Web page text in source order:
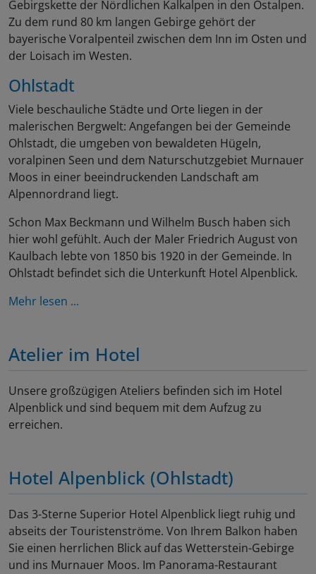
Gebirgskette der Nördlichen Kalkalpen in den Ostalpen.
Zu dem rund 80 km langen Gebirge gehört der
bayerische Voralpenteil zwischen dem Inn im Osten und
der Loisach im Westen.
Ohlstadt
Viele beschauliche Städte und Orte liegen in der
malerischen Bergwelt: Angefangen bei der Gemeinde
Ohlstadt, die umgeben von bewaldeten Hügeln,
voralpinen Seen und dem Naturschutzgebiet Murnauer
Moos in einer beeindruckenden Landschaft am
Alpennordrand liegt.
Schon Max Beckmann und Wilhelm Busch haben sich
hier wohl gefühlt. Auch der Maler Friedrich August von
Kaulbach lebte von 1850 bis 1920 in der Gemeinde. In
Ohlstadt befindet sich die Unterkunft Hotel Alpenblick.
Mehr lesen ...
Atelier im Hotel
Unsere großzügigen Ateliers befinden sich im Hotel
Alpenblick und sind bequem mit dem Aufzug zu
erreichen.
Hotel Alpenblick (Ohlstadt)
Das 3-Sterne Superior Hotel Alpenblick liegt ruhig und
abseits der Touristenströme. Von Ihrem Balkon haben
Sie einen herrlichen Blick auf das Wetterstein-Gebirge
und ins Murnauer Moos. Im Panorama-Restaurant